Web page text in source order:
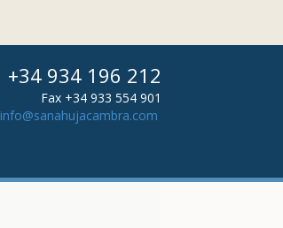
+34 934 196 212
Fax +34 933 554 901
info@sanahujacambra.com